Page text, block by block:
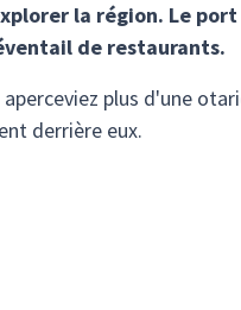
la région. Le
de restaurants.
plus d'une
derrière eux.